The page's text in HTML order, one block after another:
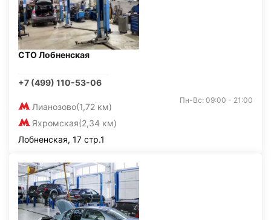
СТО Лобненская
+7 (499) 110-53-06
Лианозово(1,72 км)
Яхромская(2,34 км)
Пн-Вс: 09:00 - 21:00
Лобненская, 17 стр.1